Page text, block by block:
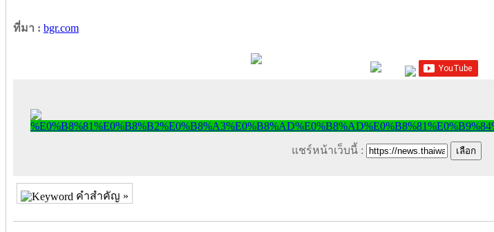
ที่มา : bgr.com
แชร์หน้าเว็บนี้ :
คำสำคัญ »